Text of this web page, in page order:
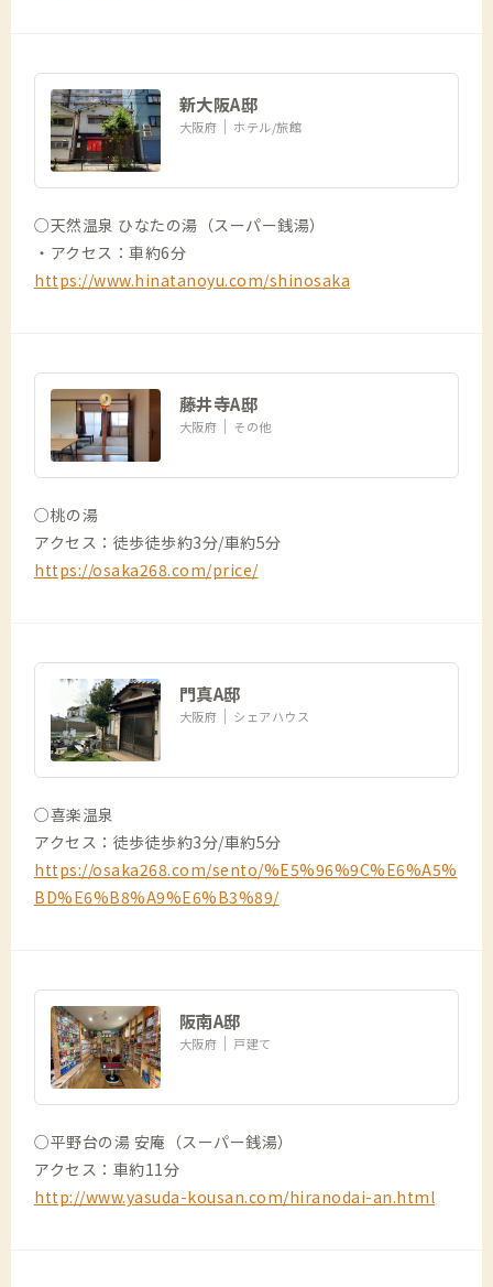
新大阪A邸
大阪府 ホテル/旅館
○天然温泉 ひなたの湯（スーパー銭湯）
・アクセス：車約6分
https://www.hinatanoyu.com/shinosaka
藤井寺A邸
大阪府 その他
○桃の湯
アクセス：徒歩徒歩約3分/車約5分
https://osaka268.com/price/
門真A邸
大阪府 シェアハウス
○喜楽温泉
アクセス：徒歩徒歩約3分/車約5分
https://osaka268.com/sento/%E5%96%9C%E6%A5%
BD%E6%B8%A9%E6%B3%89/
阪南A邸
大阪府 戸建て
○平野台の湯 安庵（スーパー銭湯）
アクセス：車約11分
http://www.yasuda-kousan.com/hiranodai-an.html